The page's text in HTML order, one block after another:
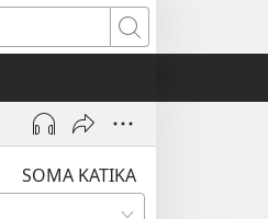
Search
SOMA KATIKA